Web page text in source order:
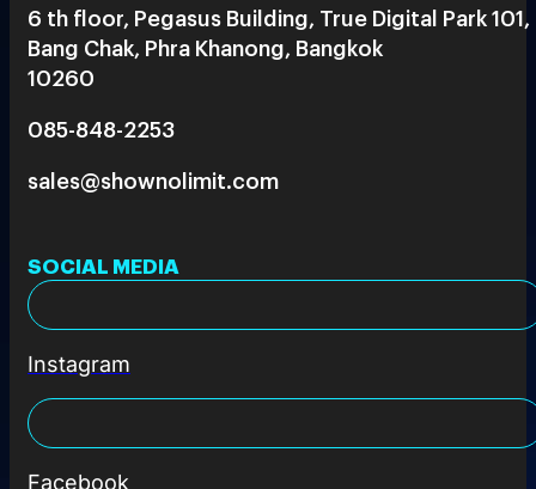
6 th floor, Pegasus Building, True Digital Park 101,
Bang Chak, Phra Khanong, Bangkok
10260
085-848-2253
sales@shownolimit.com
SOCIAL MEDIA
Instagram
Facebook